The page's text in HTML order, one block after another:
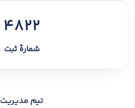
4822
شمارهٔ ثبت
تیم مدیریت